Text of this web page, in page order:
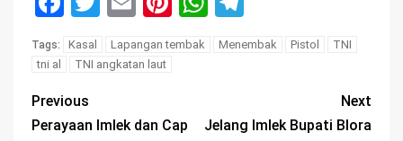
Tags: Kasal Lapangan tembak Menembak Pistol
TNI
tni al
TNI angkatan laut
Previous
Perayaan Imlek dan Cap
Next
Jelang Imlek Bupati Blora